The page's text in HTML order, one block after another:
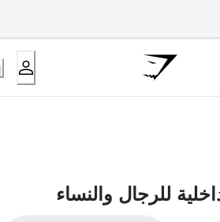
للرجال والنساء